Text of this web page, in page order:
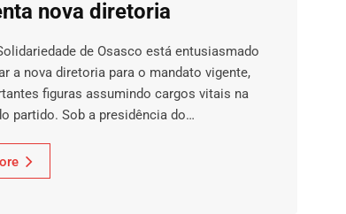
nova diretoria
de Osasco está entusiasmado
a nova diretoria para o mandato vigente,
figuras assumindo cargos vitais na
partido. Sob a presidência do…